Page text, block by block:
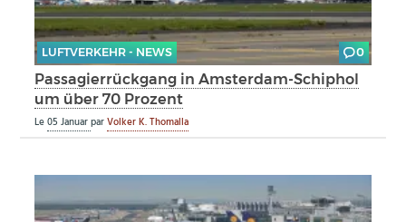
LUFTVERKEHR - NEWS 0
Passagierrückgang in Amsterdam-Schiphol
um über 70 Prozent
Le05 JanuarparVolker K. Thomalla